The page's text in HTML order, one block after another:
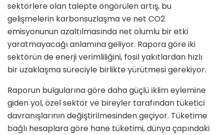
sektörlere olan talepte öngörülen artış, bu
gelişmelerin karbonsuzlaşma ve net CO2
emisyonunun azaltılmasında net olumlu bir etki
yaratmayacağı anlamına geliyor. Rapora göre iki
sektörün de enerji verimliliğini, fosil yakıtlardan hızlı
bir uzaklaşma süreciyle birlikte yürütmesi gerekiyor.
Raporun bulgularına göre daha güçlü iklim eylemine
giden yol, özel sektör ve bireyler tarafından tüketici
davranışlarının değiştirilmesinden geçiyor. Tüketime
bağlı hesaplara göre hane tüketimi, dünya çapındaki